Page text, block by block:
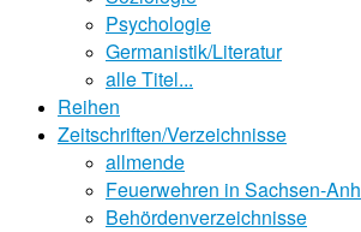
Psychologie
Germanistik/Literatur
alle Titel...
Reihen
Zeitschriften/Verzeichnisse
allmende
Feuerwehren in Sachsen-
Behördenverzeichnisse